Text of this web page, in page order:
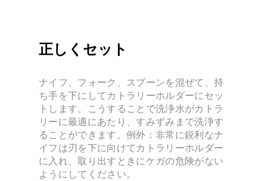
正しくセット
ナイフ、フォーク、スプーンを混ぜて、持
ち手を下にしてカトラリーホルダーにセッ
トします。こうすることで洗浄水がカトラ
リーに最適にあたり、すみずみまで洗浄す
ることができます。例外：非常に鋭利なナ
イフは刃を下に向けてカトラリーホルダー
に入れ、取り出すときにケガの危険がない
ようにしてください。